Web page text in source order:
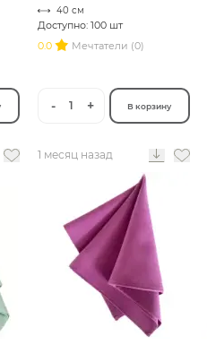
40 см
Доступно: 100 шт
0.0
Мечтатели (0)
- 1 + В корзину
1 месяц назад